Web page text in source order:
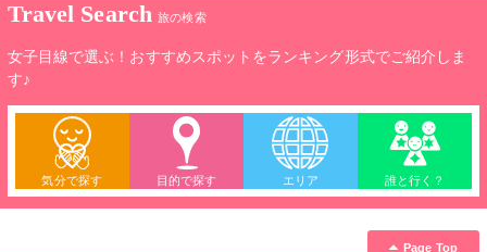
Travel Search 旅の検索
女子目線で選ぶ！おすすめスポットをランキング形式でご紹介しま
す♪
気分で探す 目的で探す エリア 誰と行く？
Page Top